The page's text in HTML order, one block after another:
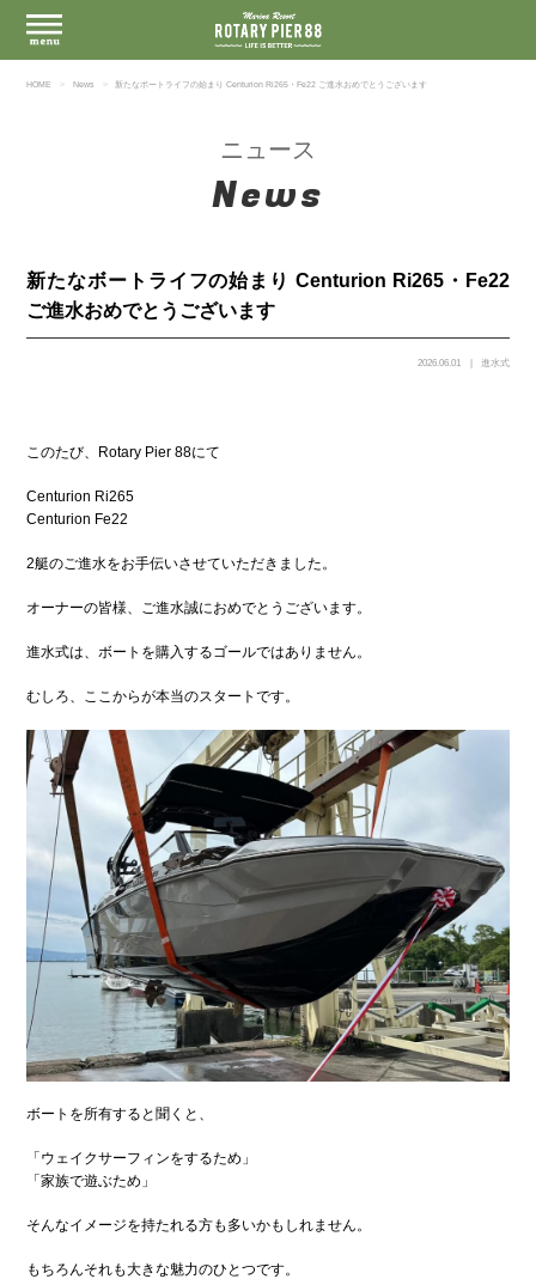
HOME News 新たなボートライフの始まり Centurion Ri265・Fe22 ご進水おめでとうございます
ニュース
News
新たなボートライフの始まり Centurion Ri265・Fe22
ご進水おめでとうございます
2026.06.01 進水式
このたび、Rotary Pier 88にて
Centurion Ri265
Centurion Fe22
2艇のご進水をお手伝いさせていただきました。
オーナーの皆様、ご進水誠におめでとうございます。
進水式は、ボートを購入するゴールではありません。
むしろ、ここからが本当のスタートです。
ボートを所有すると聞くと、
「ウェイクサーフィンをするため」
「家族で遊ぶため」
そんなイメージを持たれる方も多いかもしれません。
もちろんそれも大きな魅力のひとつです。